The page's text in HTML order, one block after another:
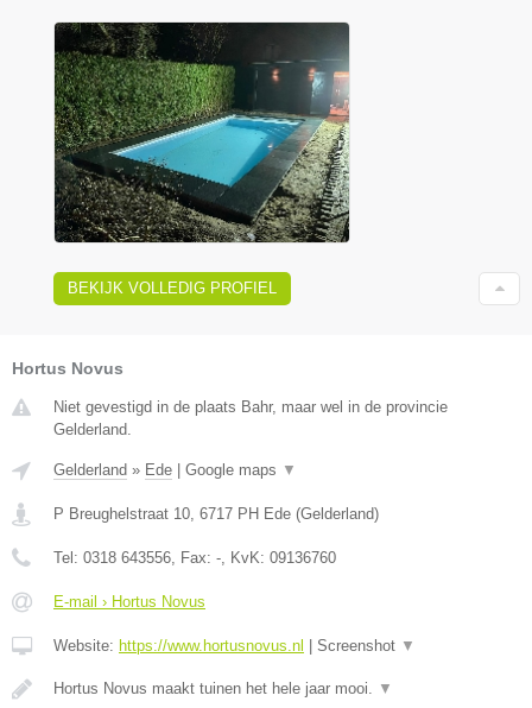
BEKIJK VOLLEDIG PROFIEL
Hortus Novus
Niet gevestigd in de plaats Bahr, maar wel in de provincie
Gelderland.
Gelderland » Ede Google maps ▼
P Breughelstraat 10, 6717 PH Ede (Gelderland)
Tel: 0318 643556, Fax: -, KvK: 09136760
E-mail › Hortus Novus
Website: https://www.hortusnovus.nl Screenshot ▼
Hortus Novus maakt tuinen het hele jaar mooi. ▼